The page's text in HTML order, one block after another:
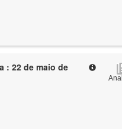
: 22 de maio de